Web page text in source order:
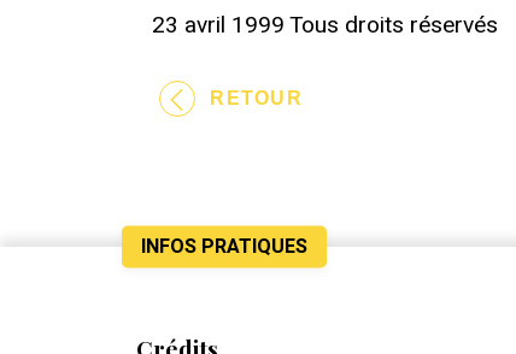
23 avril 1999 Tous droits réservés
RETOUR
INFOS PRATIQUES